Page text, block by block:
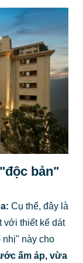
bản"
Cụ thể, đây là
với thiết kế dát
nhị" này cho
ấm áp, vừa